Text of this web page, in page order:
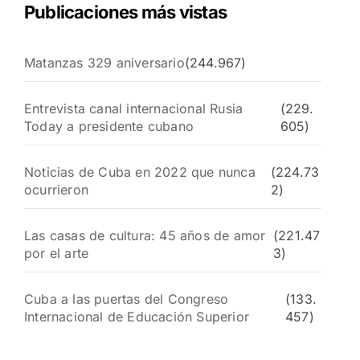
Publicaciones más vistas
Matanzas 329 aniversario(244.967)
Entrevista canal internacional Rusia
Today a presidente cubano
(229.
605)
Noticias de Cuba en 2022 que nunca
ocurrieron
(224.73
2)
Las casas de cultura: 45 años de amor
por el arte
(221.47
3)
Cuba a las puertas del Congreso
Internacional de Educación Superior
(133.
457)